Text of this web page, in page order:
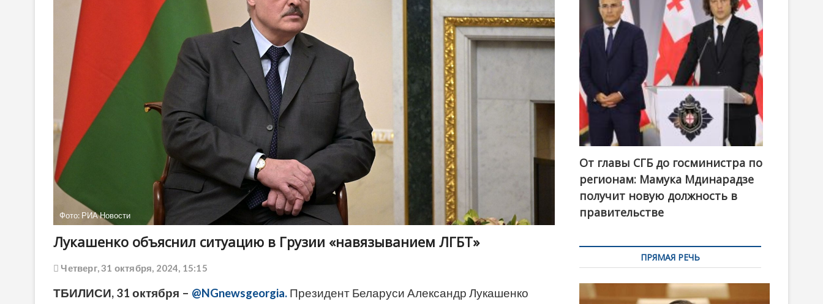
o
Фото: РИА Новости
Лукашенко объяснил ситуацию в Грузии «навязыванием ЛГБТ»
Четверг, 31 октября, 2024, 15:15
ТБИЛИСИ, 31 октября – @NGnewsgeorgia. Президент Беларуси Александр Лукашенко
От главы СГБ до госминистра по
регионам: Мамука Мдинарадзе
получит новую должность в
правительстве
ПРЯМАЯ РЕЧЬ